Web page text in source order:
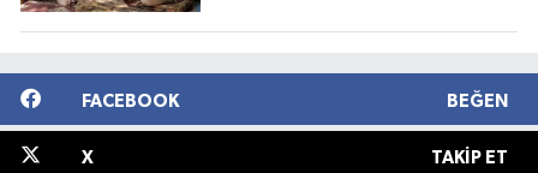
FACEBOOK BEĞEN
X TAKIP ET